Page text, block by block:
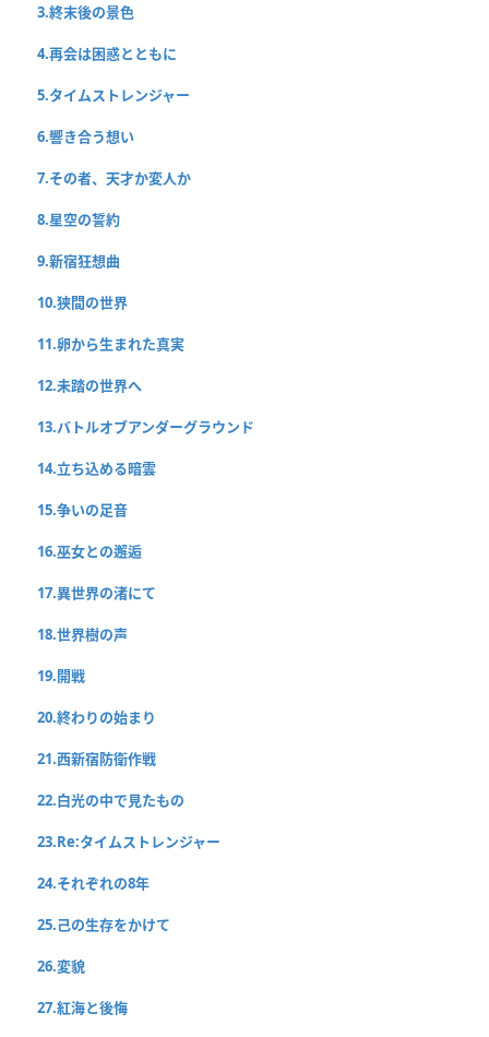
3.終末後の景色
4.再会は困惑とともに
5.タイムストレンジャー
6.響き合う想い
7.その者、天才か変人か
8.星空の誓約
9.新宿狂想曲
10.狭間の世界
11.卵から生まれた真実
12.未踏の世界へ
13.バトルオブアンダーグラウンド
14.立ち込める暗雲
15.争いの足音
16.巫女との邂逅
17.異世界の渚にて
18.世界樹の声
19.開戦
20.終わりの始まり
21.西新宿防衛作戦
22.白光の中で見たもの
23.Re:タイムストレンジャー
24.それぞれの8年
25.己の生存をかけて
26.変貌
27.紅海と後悔